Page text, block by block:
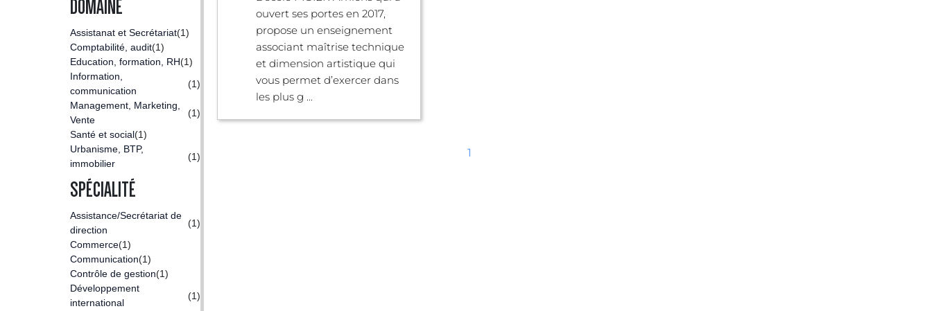
DOMAINE
Assistanat et Secrétariat(1)
Comptabilité, audit(1)
Education, formation, RH(1)
Information,
communication
(1)
Management, Marketing,
Vente
(1)
Santé et social(1)
Urbanisme, BTP,
immobilier
(1)
SPÉCIALITÉ
Assistance/Secrétariat de
direction
(1)
Commerce(1)
Communication(1)
Contrôle de gestion(1)
Développement
international
(1)
ouvert ses portes en 2017,
propose un enseignement
associant maîtrise technique
et dimension artistique qui
vous permet d’exercer dans
les plus g ...
1